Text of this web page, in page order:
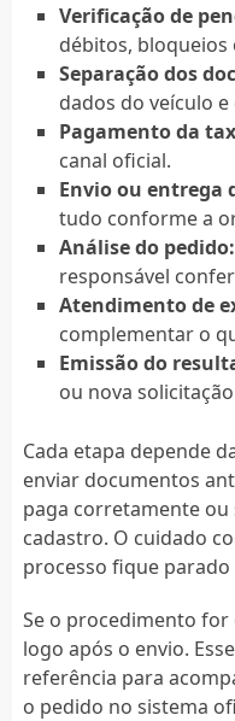
Verificação de
débitos, bloqueios
Separação dos
dados do veículo
Pagamento da
canal oficial.
Envio ou entrega
tudo conforme a
Análise do pedido:
responsável
Atendimento de
complementar o
Emissão do
ou nova
Cada etapa depende
enviar documentos
paga corretamente
cadastro. O cuidado
processo fique parado
Se o procedimento
logo após o envio.
referência para
o pedido no sistema